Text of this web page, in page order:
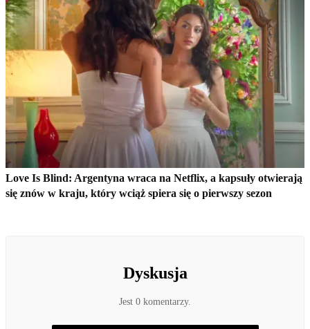
Love Is Blind: Argentyna wraca na Netflix, a kapsuły otwierają
się znów w kraju, który wciąż spiera się o pierwszy sezon
Dyskusja
Jest 0 komentarzy.